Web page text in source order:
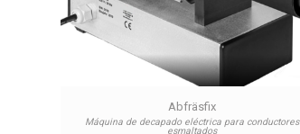
Abfräsfix
Máquina de decapado eléctrica para conductores
esmaltados